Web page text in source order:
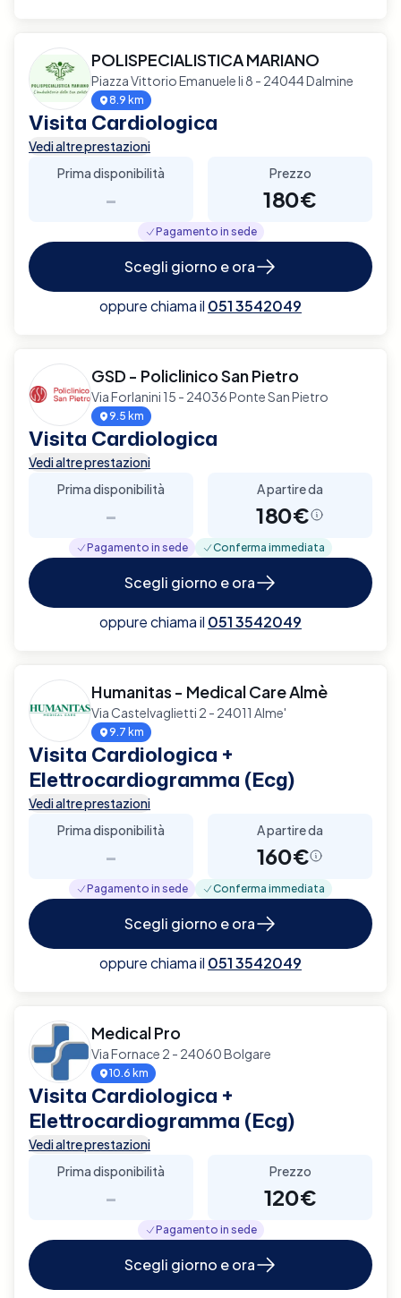
POLISPECIALISTICA MARIANO
Piazza Vittorio Emanuele Ii 8 - 24044 Dalmine
8.9 km
Visita Cardiologica
Vedi altre prestazioni
Prima disponibilità
-
Prezzo
180€
Pagamento in sede
Scegli giorno e ora
oppure chiama il 051 3542049
GSD - Policlinico San Pietro
Via Forlanini 15 - 24036 Ponte San Pietro
9.5 km
Visita Cardiologica
Vedi altre prestazioni
Prima disponibilità
-
A partire da
180€
Pagamento in sede Conferma immediata
Scegli giorno e ora
oppure chiama il 051 3542049
Humanitas - Medical Care Almè
Via Castelvaglietti 2 - 24011 Alme'
9.7 km
Visita Cardiologica +
Elettrocardiogramma (Ecg)
Vedi altre prestazioni
Prima disponibilità
-
A partire da
160€
Pagamento in sede Conferma immediata
Scegli giorno e ora
oppure chiama il 051 3542049
Medical Pro
Via Fornace 2 - 24060 Bolgare
10.6 km
Visita Cardiologica +
Elettrocardiogramma (Ecg)
Vedi altre prestazioni
Prima disponibilità
-
Prezzo
120€
Pagamento in sede
Scegli giorno e ora